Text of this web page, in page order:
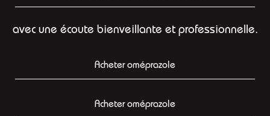
avec une écoute bienveillante et professionnelle.
Acheter oméprazole
Acheter oméprazole